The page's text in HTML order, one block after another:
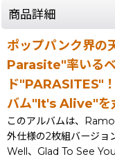
商品詳細
ポップパンク界の
Parasite"率いる
ド"PARASITES"
バム"It's Alive"を
このアルバムは、
外仕様の2枚組バージ
Well、Glad To See